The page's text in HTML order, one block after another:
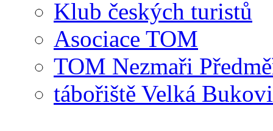
Klub českých turistů
Asociace TOM
TOM Nezmaři
tábořiště Velká